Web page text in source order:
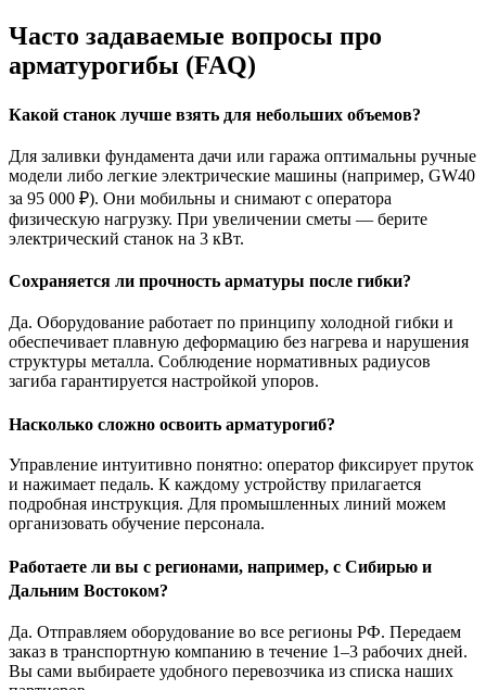
Часто задаваемые вопросы про
арматурогибы (FAQ)
Какой станок лучше взять для небольших объемов?
Для заливки фундамента дачи или гаража оптимальны ручные
модели либо легкие электрические машины (например, GW40
за 95 000 ₽). Они мобильны и снимают с оператора
физическую нагрузку. При увеличении сметы — берите
электрический станок на 3 кВт.
Сохраняется ли прочность арматуры после гибки?
Да. Оборудование работает по принципу холодной гибки и
обеспечивает плавную деформацию без нагрева и нарушения
структуры металла. Соблюдение нормативных радиусов
загиба гарантируется настройкой упоров.
Насколько сложно освоить арматурогиб?
Управление интуитивно понятно: оператор фиксирует пруток
и нажимает педаль. К каждому устройству прилагается
подробная инструкция. Для промышленных линий можем
организовать обучение персонала.
Работаете ли вы с регионами, например, с Сибирью и
Дальним Востоком?
Да. Отправляем оборудование во все регионы РФ. Передаем
заказ в транспортную компанию в течение 1–3 рабочих дней.
Вы сами выбираете удобного перевозчика из списка наших